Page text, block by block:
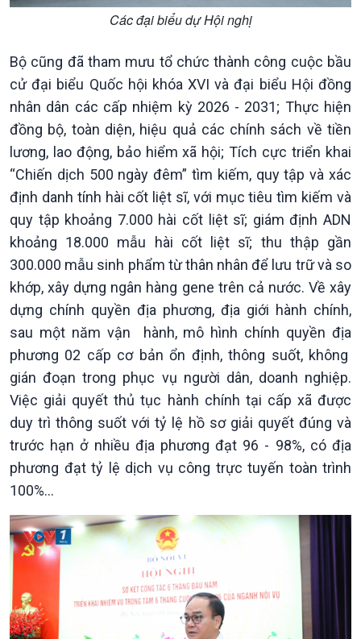
Tuyên chiến với gian lận
đảo
Nam
Xã hội
Tin Đời sống & Xã hội
360 độ Sức khỏe
Chuyển đổi Xanh
Tài nguyên và Môi trường
Chuyên gia của bạn
Xã hội chuyển động
Khoa học & Công nghệ
Tin Khoa học & Công nghệ
Kết nối công nghệ
Sống chung với biến đổi
khí hậu
Các đại biểu dự Hội nghị
Bộ cũng đã tham mưu tổ chức thành công cuộc bầu
cử đại biểu Quốc hội khóa XVI và đại biểu Hội đồng
nhân dân các cấp nhiệm kỳ 2026 - 2031; Thực hiện
đồng bộ, toàn diện, hiệu quả các chính sách về tiền
lương, lao động, bảo hiểm xã hội; Tích cực triển khai
“Chiến dịch 500 ngày đêm” tìm kiếm, quy tập và xác
định danh tính hài cốt liệt sĩ, với mục tiêu tìm kiếm và
quy tập khoảng 7.000 hài cốt liệt sĩ; giám định ADN
khoảng 18.000 mẫu hài cốt liệt sĩ; thu thập gần
300.000 mẫu sinh phẩm từ thân nhân để lưu trữ và so
khớp, xây dựng ngân hàng gene trên cả nước. Về xây
dựng chính quyền địa phương, địa giới hành chính,
sau một năm vận hành, mô hình chính quyền địa
phương 02 cấp cơ bản ổn định, thông suốt, không
gián đoạn trong phục vụ người dân, doanh nghiệp.
Việc giải quyết thủ tục hành chính tại cấp xã được
duy trì thông suốt với tỷ lệ hồ sơ giải quyết đúng và
trước hạn ở nhiều địa phương đạt 96 - 98%, có địa
phương đạt tỷ lệ dịch vụ công trực tuyến toàn trình
100%...